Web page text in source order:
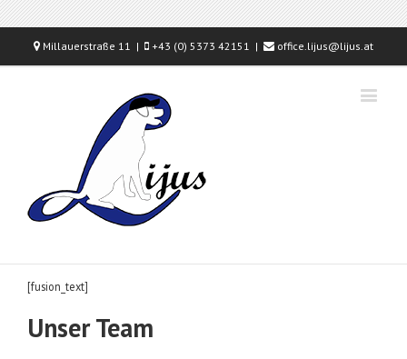
Millauerstraße 11 | +43 (0) 5373 42151 | office.lijus@lijus.at
[fusion_text]
Unser Team